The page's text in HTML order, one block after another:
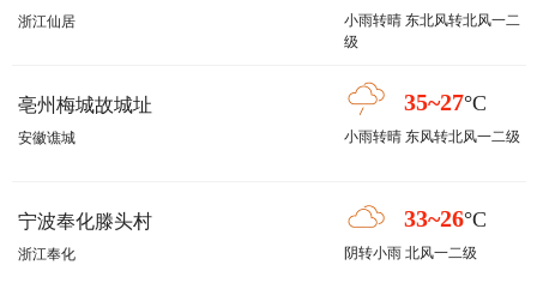
浙江仙居
小雨转晴 东北风转北风一二
级
亳州梅城故城址
安徽谯城
35~27°C
小雨转晴 东风转北风一二级
宁波奉化滕头村
浙江奉化
33~26°C
阴转小雨 北风一二级